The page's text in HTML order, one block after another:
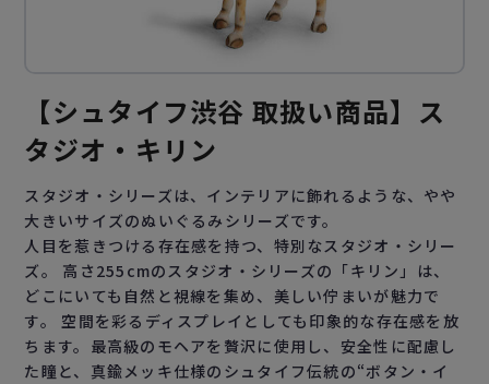
【シュタイフ渋谷 取扱い商品】ス
タジオ・キリン
スタジオ・シリーズは、インテリアに飾れるような、やや
大きいサイズのぬいぐるみシリーズです。
人目を惹きつける存在感を持つ、特別なスタジオ・シリー
ズ。 高さ255cmのスタジオ・シリーズの「キリン」は、
どこにいても自然と視線を集め、美しい佇まいが魅力で
す。 空間を彩るディスプレイとしても印象的な存在感を放
ちます。最高級のモヘアを贅沢に使用し、安全性に配慮し
た瞳と、真鍮メッキ仕様のシュタイフ伝統の“ボタン・イ